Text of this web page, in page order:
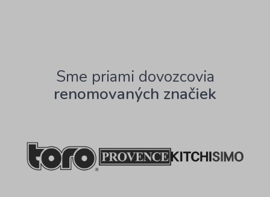
Sme priami dovozcovia
renomovaných značiek